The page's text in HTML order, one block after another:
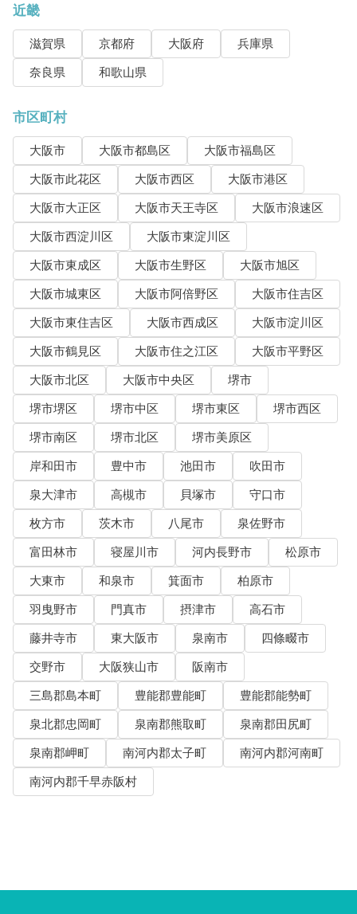
近畿
滋賀県 京都府 大阪府
兵庫県
奈良県
和歌山県
市区町村
大阪市 大阪市都島区
大阪市福島区
大阪市此花区
大阪市西区
大阪市港区
大阪市大正区
大阪市天王寺区
大阪市浪速区
大阪市西淀川区
大阪市東淀川区
大阪市東成区
大阪市生野区
大阪市旭区
大阪市城東区
大阪市阿倍野区
大阪市住吉区
大阪市東住吉区
大阪市西成区
大阪市淀川区
大阪市鶴見区
大阪市住之江区
大阪市平野区
大阪市北区
大阪市中央区
堺市
堺市堺区
堺市中区 堺市東区
堺市西区
堺市南区
堺市北区
堺市美原区
岸和田市
豊中市 池田市
吹田市
泉大津市
高槻市 貝塚市
守口市
枚方市
茨木市 八尾市
泉佐野市
富田林市
寝屋川市 河内長野市
松原市
大東市
和泉市 箕面市
柏原市
羽曳野市
門真市 摂津市
高石市
藤井寺市
東大阪市 泉南市
四條畷市
交野市
大阪狭山市
阪南市
三島郡島本町
豊能郡豊能町
豊能郡能勢町
泉北郡忠岡町
泉南郡熊取町
泉南郡田尻町
泉南郡岬町
南河内郡太子町
南河内郡河南町
南河内郡千早赤阪村